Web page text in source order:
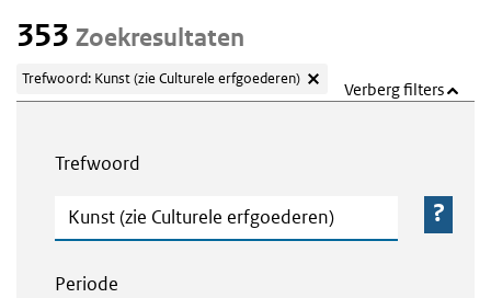
353 Zoekresultaten
Trefwoord: Kunst (zie Culturele erfgoederen)
Verberg filters
Trefwoord
Trefwoord
Periode